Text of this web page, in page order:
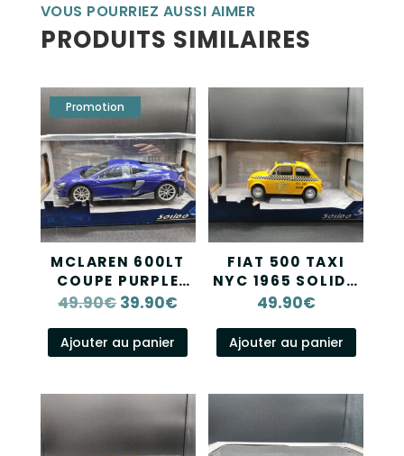
VOUS POURRIEZ AUSSI AIMER
PRODUITS SIMILAIRES
MCLAREN 600LT
COUPE PURPLE
2018 SOLIDO 1/18
49.90€ Le
prix
initial
49.90€.
39.90€
prix
39.90€.
Ajouter au panier
FIAT 500 TAXI
NYC 1965 SOLIDO
1/18
49.90€
Ajouter au panier